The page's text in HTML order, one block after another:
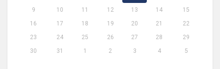
9
10 11 12 13 14
15
16
17 18 19 20 21
22
23
24 25 26 27 28
29
30
31 1 2 3 4 5